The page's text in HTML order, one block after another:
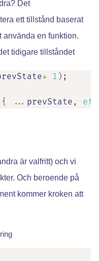
Det
ett tillstånd baserat
använda en funktion.
tidigare tillståndet
+ 1 ) ;
{ ... prevState ,
är valfritt) och vi
Och beroende på
kommer kroken att